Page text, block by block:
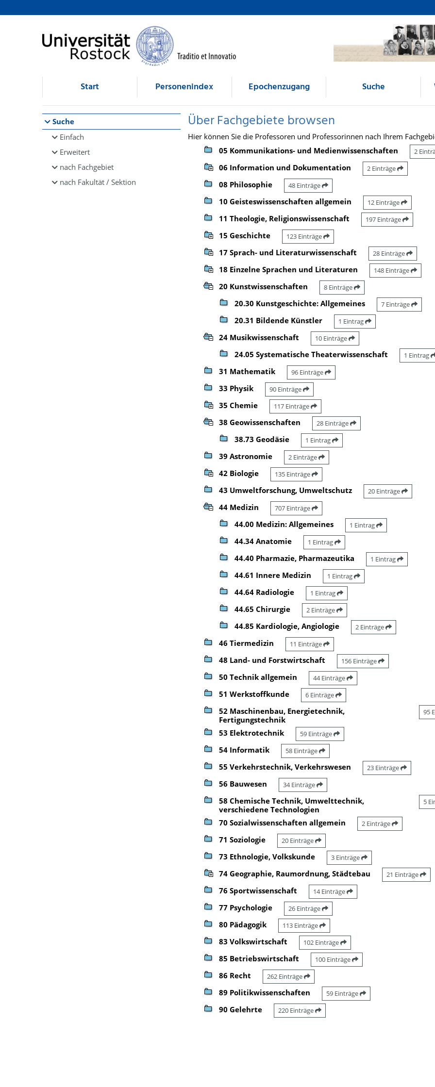
Browsen
direkt zum Inhalt
Start Personenindex Epochenzugang Suche
Suche
Einfach
Erweitert
nach Fachgebiet
nach Fakultät / Sektion
Über Fachgebiete browsen
Hier können Sie die Professoren und Professorinnen nach Ihrem
05 Kommunikations- und Medienwissenschaften
2
06 Information und Dokumentation 2 Einträge
08 Philosophie 48 Einträge
10 Geisteswissenschaften allgemein 12 Einträge
11 Theologie, Religionswissenschaft 197 Einträge
15 Geschichte 123 Einträge
17 Sprach- und Literaturwissenschaft 28 Einträge
18 Einzelne Sprachen und Literaturen 148 Einträge
20 Kunstwissenschaften 8 Einträge
20.30 Kunstgeschichte: Allgemeines 7 Einträge
20.31 Bildende Künstler 1 Eintrag
24 Musikwissenschaft 10 Einträge
24.05 Systematische Theaterwissenschaft 1 Eintrag
31 Mathematik 96 Einträge
33 Physik 90 Einträge
35 Chemie 117 Einträge
38 Geowissenschaften 28 Einträge
38.73 Geodäsie 1 Eintrag
39 Astronomie 2 Einträge
42 Biologie 135 Einträge
43 Umweltforschung, Umweltschutz 20 Einträge
44 Medizin 707 Einträge
44.00 Medizin: Allgemeines 1 Eintrag
44.34 Anatomie 1 Eintrag
44.40 Pharmazie, Pharmazeutika 1 Eintrag
44.61 Innere Medizin 1 Eintrag
44.64 Radiologie 1 Eintrag
44.65 Chirurgie 2 Einträge
44.85 Kardiologie, Angiologie 2 Einträge
46 Tiermedizin 11 Einträge
48 Land- und Forstwirtschaft 156 Einträge
50 Technik allgemein 44 Einträge
51 Werkstoffkunde 6 Einträge
52 Maschinenbau, Energietechnik,
Fertigungstechnik
95
53 Elektrotechnik 59 Einträge
54 Informatik 58 Einträge
55 Verkehrstechnik, Verkehrswesen 23 Einträge
56 Bauwesen 34 Einträge
58 Chemische Technik, Umwelttechnik,
verschiedene Technologien
5
70 Sozialwissenschaften allgemein 2 Einträge
71 Soziologie 20 Einträge
73 Ethnologie, Volkskunde 3 Einträge
74 Geographie, Raumordnung, Städtebau 21 Einträge
76 Sportwissenschaft 14 Einträge
77 Psychologie 26 Einträge
80 Pädagogik 113 Einträge
83 Volkswirtschaft 102 Einträge
85 Betriebswirtschaft 100 Einträge
86 Recht 262 Einträge
89 Politikwissenschaften 59 Einträge
90 Gelehrte 220 Einträge